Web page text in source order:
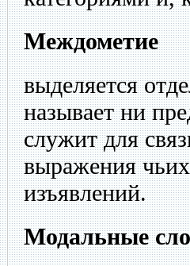
Междометие
выделяется
называет ни
служит для
выражения
изъявлений.
Модальные